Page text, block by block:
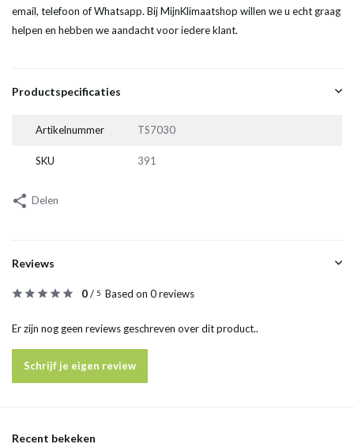
email, telefoon of Whatsapp. Bij MijnKlimaatshop willen we u echt graag
helpen en hebben we aandacht voor iedere klant.
Productspecificaties
Artikelnummer TS7030
SKU 391
Delen
Reviews
0/ 5 Based on 0 reviews
Er zijn nog geen reviews geschreven over dit product..
Schrijf je eigen review
Recent bekeken